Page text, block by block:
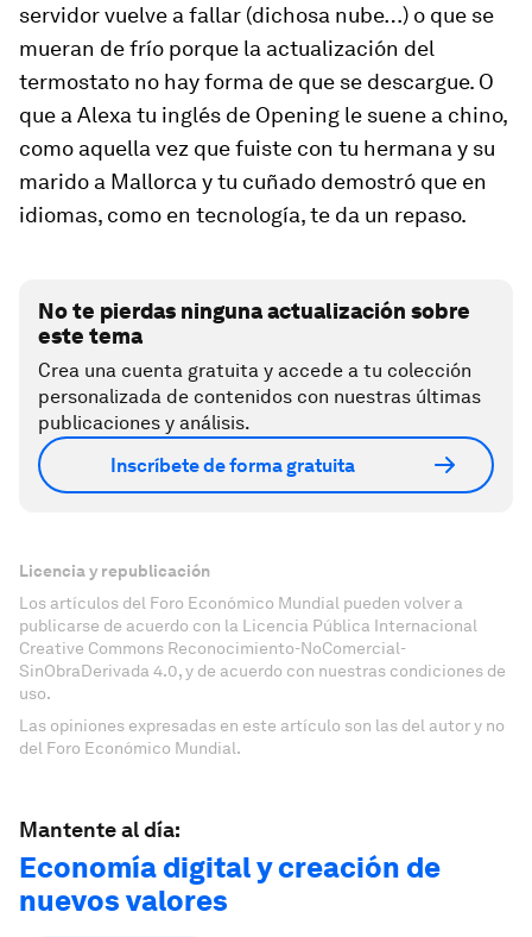
servidor vuelve a fallar (dichosa nube…) o que se
mueran de frío porque la actualización del
termostato no hay forma de que se descargue. O
que a Alexa tu inglés de Opening le suene a chino,
como aquella vez que fuiste con tu hermana y su
marido a Mallorca y tu cuñado demostró que en
idiomas, como en tecnología, te da un repaso.
No te pierdas ninguna actualización sobre
este tema
Crea una cuenta gratuita y accede a tu colección
personalizada de contenidos con nuestras últimas
publicaciones y análisis.
Inscríbete de forma gratuita
Licencia y republicación
Los artículos del Foro Económico Mundial pueden volver a
publicarse de acuerdo con la Licencia Pública Internacional
Creative Commons Reconocimiento-NoComercial-
SinObraDerivada 4.0, y de acuerdo con nuestras condiciones de
uso.
Las opiniones expresadas en este artículo son las del autor y no
del Foro Económico Mundial.
Mantente al día:
Economía digital y creación de
nuevos valores